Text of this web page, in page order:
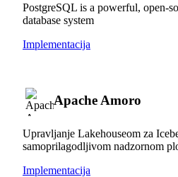
PostgreSQL is a powerful, open-
database system
Implementacija
Apache Amoro
Upravljanje Lakehouseom za
samoprilagodljivom nadzornom
Implementacija